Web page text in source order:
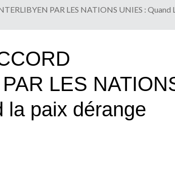
PAR LES NATIONS UNIES : Quand
LES
la paix dérange